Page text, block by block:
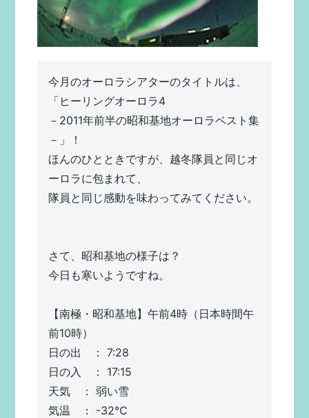
今月のオーロラシアターのタイトルは、
「ヒーリングオーロラ4
－2011年前半の昭和基地オーロラベスト集
－」！
ほんのひとときですが、越冬隊員と同じオ
ーロラに包まれて、
隊員と同じ感動を味わってみてください。
さて、昭和基地の様子は？
今日も寒いようですね。
【南極・昭和基地】午前4時（日本時間午
前10時）
日の出　： 7:28
日の入　： 17:15
天気　： 弱い雪
気温　： -32℃